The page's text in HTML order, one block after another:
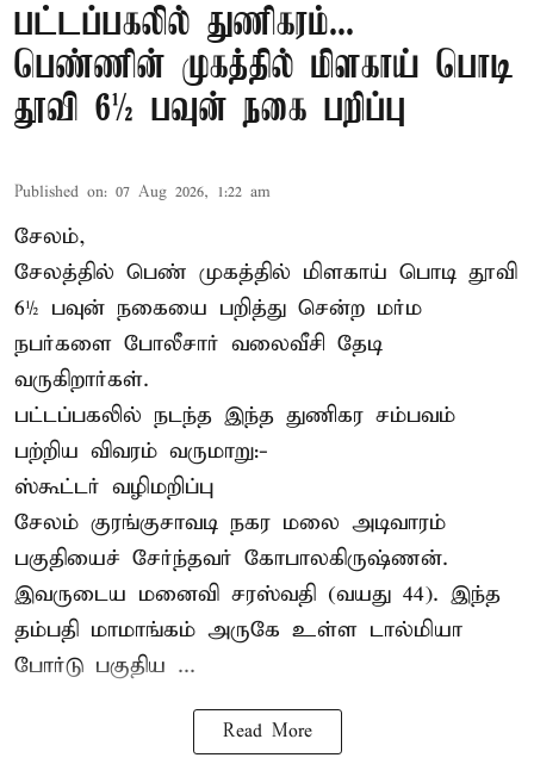
பட்டப்பகலில் துணிகரம்...
பெண்ணின் முகத்தில் மிளகாய் பொடி
தூவி 6½ பவுன் நகை பறிப்பு
Published on: 07 Aug 2026, 1:22 am
சேலம்,
சேலத்தில் பெண் முகத்தில் மிளகாய் பொடி தூவி
6½ பவுன் நகையை பறித்து சென்ற மர்ம
நபர்களை போலீசார் வலைவீசி தேடி
வருகிறார்கள்.
பட்டப்பகலில் நடந்த இந்த துணிகர சம்பவம்
பற்றிய விவரம் வருமாறு:-
ஸ்கூட்டர் வழிமறிப்பு
சேலம் குரங்குசாவடி நகர மலை அடிவாரம்
பகுதியைச் சேர்ந்தவர் கோபாலகிருஷ்ணன்.
இவருடைய மனைவி சரஸ்வதி (வயது 44). இந்த
தம்பதி மாமாங்கம் அருகே உள்ள டால்மியா
போர்டு பகுதிய ...
Read More